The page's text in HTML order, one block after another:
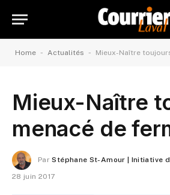
Home - Actualités - Mieux-Naître
Mieux-Naître
menacé de
Par Stéphane St-Amour | Initiative
28 juin 2017